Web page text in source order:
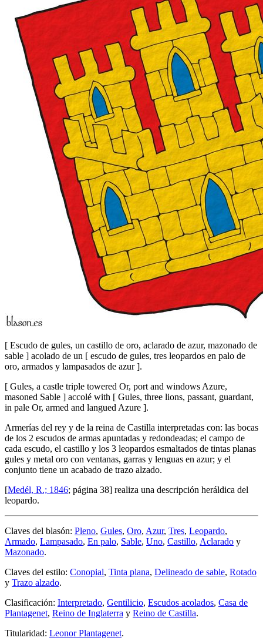
[ Escudo de gules, un castillo de oro, aclarado de azur, mazonado de
sable ] acolado de un [ escudo de gules, tres leopardos en palo de
oro, armados y lampasados de azur].
[ Gules, a castle triple towered Or, port and windows Azure,
masoned Sable ] accolé with [ Gules, three lions, passant, guardant,
in pale Or, armed and langued Azure ].
Armerías del rey y de la reina de Castilla interpretadas con: las bocas
de los 2 escudos de armas apuntadas y redondeadas; el campo de
cada escudo, el castillo y los 3 leopardos esmaltados de tintas planas
gules y metal oro con ventanas, garras y lenguas en azur; y el
conjunto tiene un acabado de trazo alzado.
[Medél, R.; 1846; página 38] realiza una descripción heráldica del
leopardo.
Claves del blasón: Pleno, Gules, Oro, Azur, Tres, Leopardo,
Armado, Lampasado, En palo, Sable, Uno, Castillo, Aclarado y
Mazonado.
Claves del estilo: Conopial, Tinta plana, Delineado de sable, Rotado
y Trazo alzado.
Clasificación: Interpretado, Gentilicio, Escudos acolados, Casa de
Plantagenet, Reino de Inglaterra y Reino de Castilla.
Titularidad: Leonor Plantagenet.